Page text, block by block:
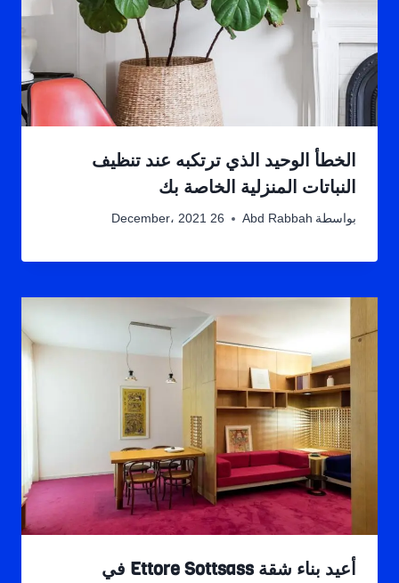
الخطأ الوحيد الذي ترتكبه عند تنظيف
النباتات المنزلية الخاصة بك
بواسطة Abd Rabbah 26 December، 2021
أعيد بناء شقة Ettore Sottsass في